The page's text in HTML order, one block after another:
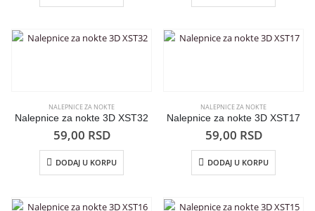
NALEPNICE ZA NOKTE
Nalepnice za nokte 3D XST32
59,00 RSD
DODAJ U KORPU
NALEPNICE ZA NOKTE
Nalepnice za nokte 3D XST17
59,00 RSD
DODAJ U KORPU